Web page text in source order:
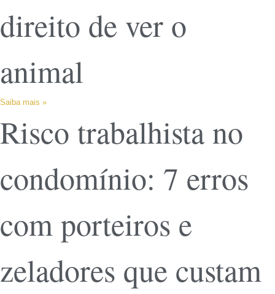
direito de ver o
animal
Saiba mais »
Risco trabalhista no
condomínio: 7 erros
com porteiros e
zeladores que custam